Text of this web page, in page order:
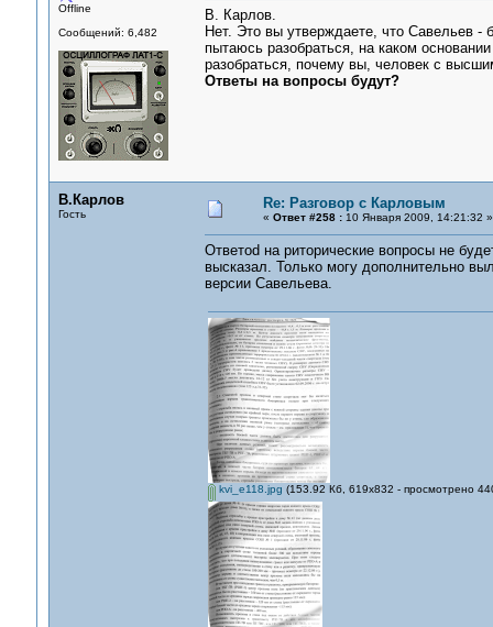
Offline
Сообщений: 6,482
В. Карлов.
Нет. Это вы утверждаете, что Савельев -
пытаюсь разобраться, на каком
разобраться, почему вы, человек с
Ответы на вопросы будут?
В.Карлов
Гость
Re: Разговор с Карловым
« Ответ #258 :10 Января 2009, 14:21:32 »
Ответоd на риторические вопросы не
высказал. Только могу дополнительно
версии Савельева.
kvi_e118.jpg (153.92 Кб, 619x832 - просмотрено